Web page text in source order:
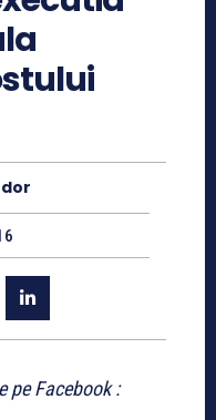
pe Facebook :